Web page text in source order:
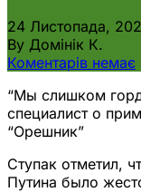
24 Листопада,
By Домінік К.
Коментарів немає
“Мы слишком
специалист о
“Орешник”
Ступак отметил,
Путина было